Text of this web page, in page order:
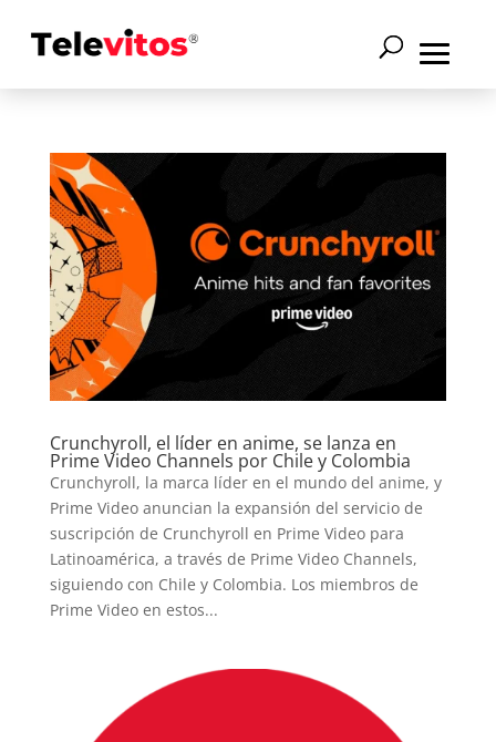
Crunchyroll, el líder en anime, se lanza en
Prime Video Channels por Chile y Colombia
Crunchyroll, la marca líder en el mundo del anime, y
Prime Video anuncian la expansión del servicio de
suscripción de Crunchyroll en Prime Video para
Latinoamérica, a través de Prime Video Channels,
siguiendo con Chile y Colombia. Los miembros de
Prime Video en estos...